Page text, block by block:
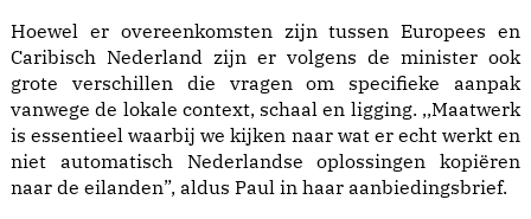
Hoewel er overeenkomsten zijn tussen Europees en
Caribisch Nederland zijn er volgens de minister ook
grote verschillen die vragen om specifieke aanpak
vanwege de lokale context, schaal en ligging. ,,Maatwerk
is essentieel waarbij we kijken naar wat er echt werkt en
niet automatisch Nederlandse oplossingen kopiëren
naar de eilanden”, aldus Paul in haar aanbiedingsbrief.